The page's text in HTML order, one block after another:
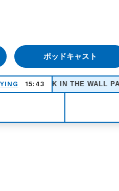
ポッドキャスト
15:43
IN THE WALL PART 2 - PINK